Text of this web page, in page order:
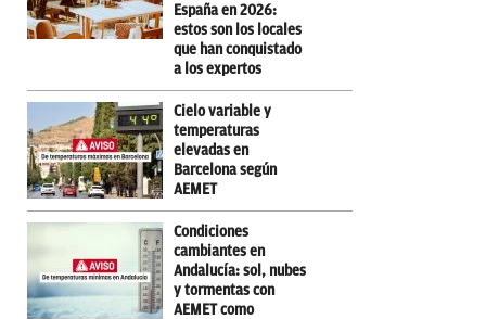
España en 2026:
estos son los locales
que han conquistado
a los expertos
Cielo variable y
temperaturas
elevadas en
Barcelona según
AEMET
Condiciones
cambiantes en
Andalucía: sol, nubes
y tormentas con
AEMET como